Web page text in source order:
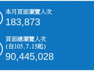
本月頁面瀏覽人次
183,873
頁面總瀏覽人次
(自105.7.15起)
90,445,028